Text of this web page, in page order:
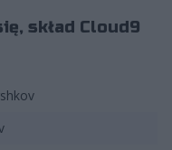
skład Cloud9